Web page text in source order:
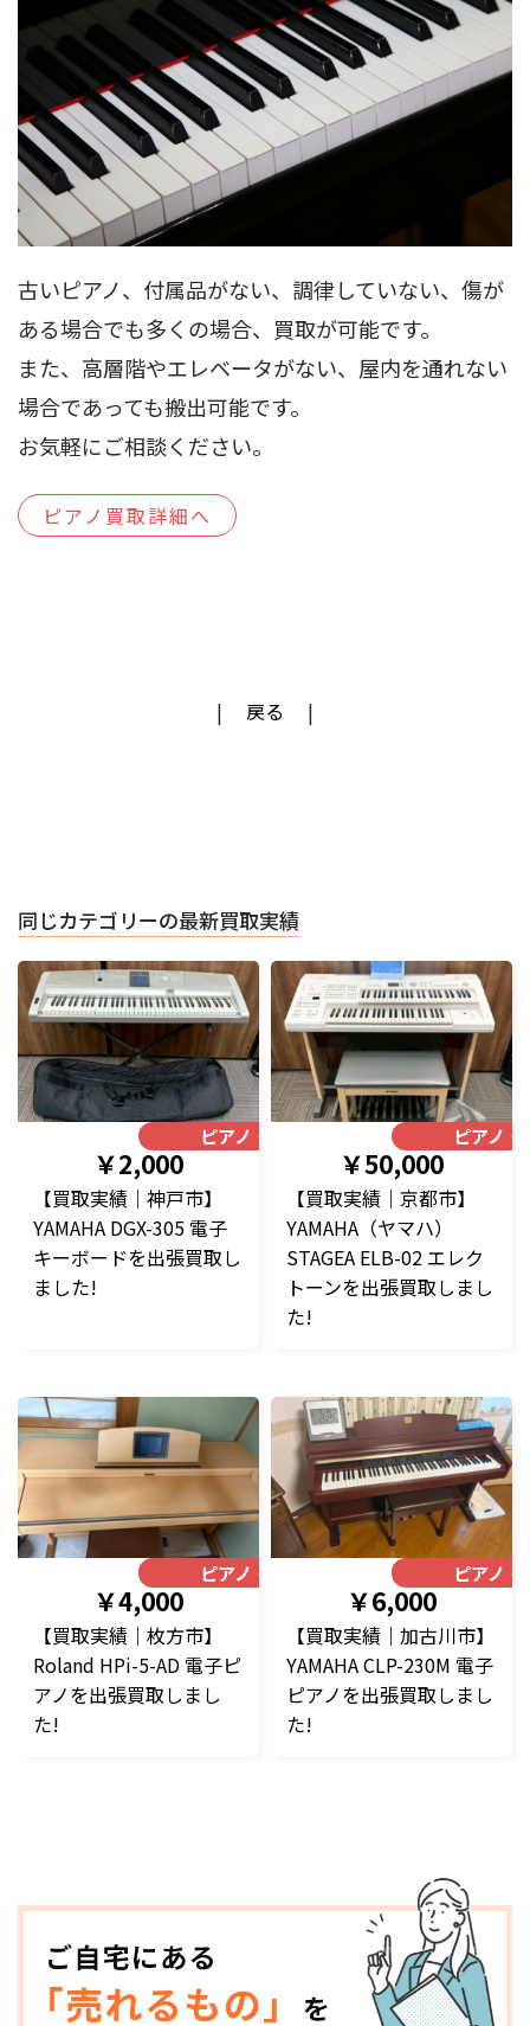
古いピアノ、付属品がない、調律していない、傷が
ある場合でも多くの場合、買取が可能です。
また、高層階やエレベータがない、屋内を通れない
場合であっても搬出可能です。
お気軽にご相談ください。
ピアノ買取詳細へ
戻る
同じカテゴリーの最新買取実績
ピアノ・楽器
￥2,000
【買取実績｜神戸市】
YAMAHA DGX-305 電子
キーボードを出張買取し
ました!
ピアノ・
￥50,000
【買取実績｜京都市】
YAMAHA（ヤマハ）
STAGEA ELB-02 エレク
トーンを出張買取しまし
た!
ピアノ・楽器
￥4,000
【買取実績｜枚方市】
Roland HPi-5-AD 電子ピ
アノを出張買取しまし
た!
ピアノ・
￥6,000
【買取実績｜加古川市】
YAMAHA CLP-230M 電子
ピアノを出張買取しまし
た!